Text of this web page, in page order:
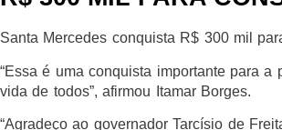
Santa Mercedes conquista R$ 300 mil
“Essa é uma conquista importante para
vida de todos”, afirmou Itamar Borges.
“Agradeço ao governador Tarcísio de